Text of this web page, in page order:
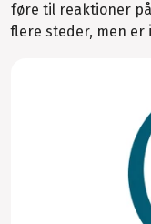
føre til reaktioner
flere steder, men er